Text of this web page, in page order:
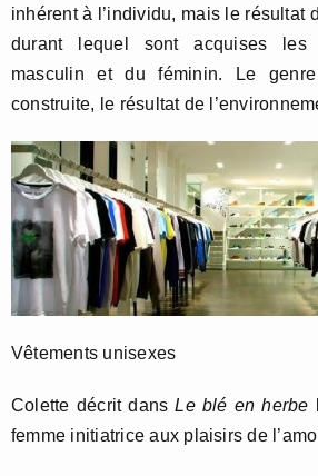
inhérent à l’individu, mais le résultat
durant lequel sont acquises les
masculin et du féminin. Le
construite, le résultat de
Vêtements unisexes
Colette décrit dansLe blé en herbe
femme initiatrice aux plaisirs de